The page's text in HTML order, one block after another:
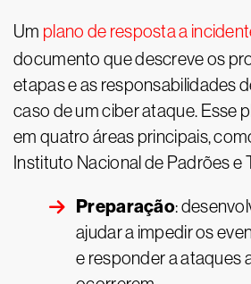
Um plano de resposta a
documento que descreve os
etapas e as responsabilidades
caso de um ciber ataque. Esse
em quatro áreas principais,
Instituto Nacional de Padrões e
Preparação:
ajudar a impedir os
e responder a ataques